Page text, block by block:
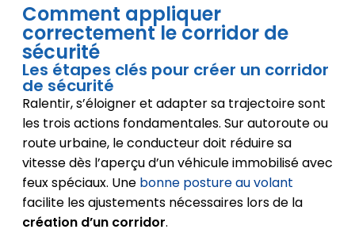
Comment appliquer
correctement le corridor de
sécurité
Les étapes clés pour créer un corridor
de sécurité
Ralentir, s’éloigner et adapter sa trajectoire sont
les trois actions fondamentales. Sur autoroute ou
route urbaine, le conducteur doit réduire sa
vitesse dès l’aperçu d’un véhicule immobilisé avec
feux spéciaux. Une bonne posture au volant
facilite les ajustements nécessaires lors de la
création d’un corridor.